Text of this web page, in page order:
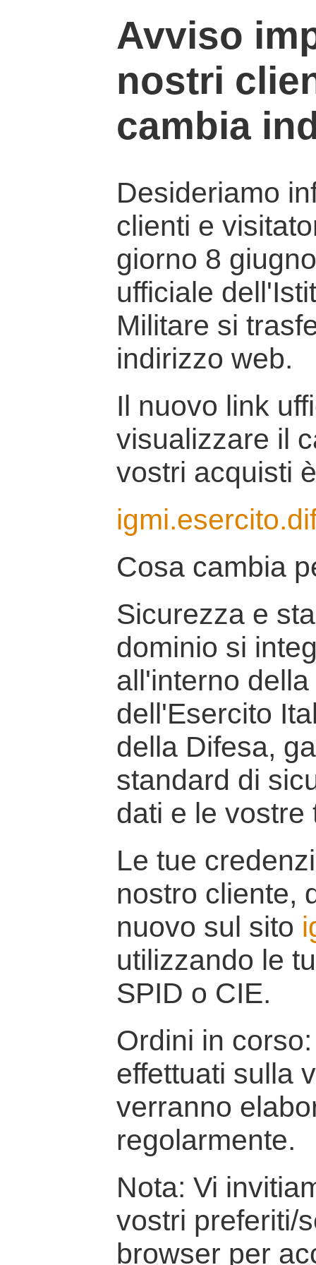
Avviso
nostri
cambia
Desideriamo
clienti e
giorno 8
ufficiale
Militare si
indirizzo web.
Il nuovo link
visualizzare il
vostri acquisti
Cosa cambia
Sicurezza e
dominio si
all'interno
dell'Esercito
della Difesa,
standard di
dati e le vostre
Le tue
nostro cliente,
nuovo sul sito
utilizzando le
SPID o CIE.
Ordini in
effettuati sulla
verranno
regolarmente.
Nota: Vi
vostri preferiti/
browser per